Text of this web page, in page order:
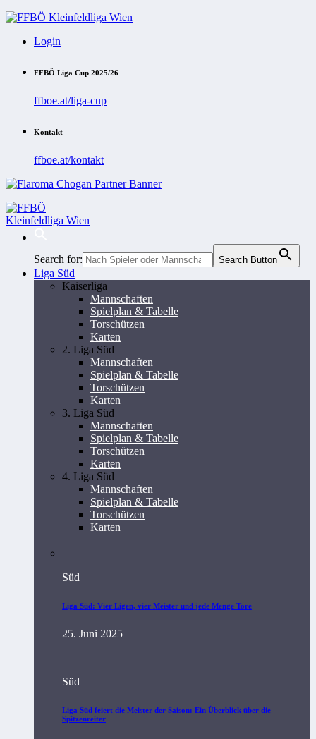
Login
FFBÖ Liga Cup 2025/26
ffboe.at/liga-cup
Kontakt
ffboe.at/kontakt
Search for: Search Button
Liga Süd
Kaiserliga
Mannschaften
Spielplan & Tabelle
Torschützen
Karten
2. Liga Süd
Mannschaften
Spielplan & Tabelle
Torschützen
Karten
3. Liga Süd
Mannschaften
Spielplan & Tabelle
Torschützen
Karten
4. Liga Süd
Mannschaften
Spielplan & Tabelle
Torschützen
Karten
Süd
Liga Süd: Vier Ligen, vier Meister und jede Menge Tore
25. Juni 2025
Süd
Liga Süd feiert die Meister der Saison: Ein Überblick über die
Spitzenreiter